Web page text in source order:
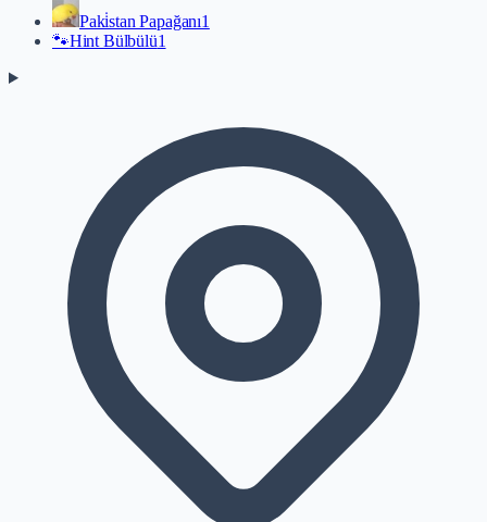
Paki̇stan Papağanı1
🐾Hint Bülbülü1